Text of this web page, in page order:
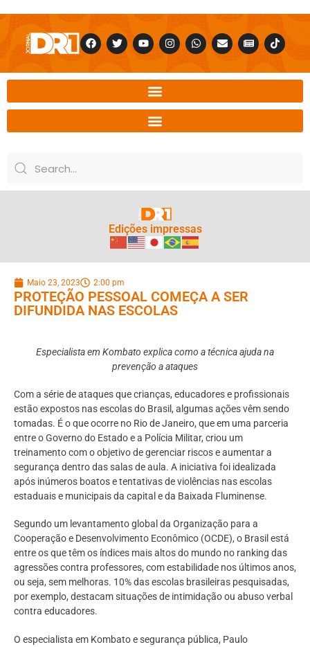
Edições impressas
Maio 23, 2023 2:00 pm
PROTEÇÃO PESSOAL COMEÇA A SER
DIFUNDIDA NAS ESCOLAS
Especialista em Kombato explica como a técnica ajuda na
prevenção a ataques
Com a série de ataques que crianças, educadores e profissionais
estão expostos nas escolas do Brasil, algumas ações vêm sendo
tomadas. É o que ocorre no Rio de Janeiro, que em uma parceria
entre o Governo do Estado e a Polícia Militar, criou um
treinamento com o objetivo de gerenciar riscos e aumentar a
segurança dentro das salas de aula. A iniciativa foi idealizada
após inúmeros boatos e tentativas de violências nas escolas
estaduais e municipais da capital e da Baixada Fluminense.
Segundo um levantamento global da Organização para a
Cooperação e Desenvolvimento Econômico (OCDE), o Brasil está
entre os que têm os índices mais altos do mundo no ranking das
agressões contra professores, com estabilidade nos últimos anos,
ou seja, sem melhoras. 10% das escolas brasileiras pesquisadas,
por exemplo, destacam situações de intimidação ou abuso verbal
contra educadores.
O especialista em Kombato e segurança pública, Paulo